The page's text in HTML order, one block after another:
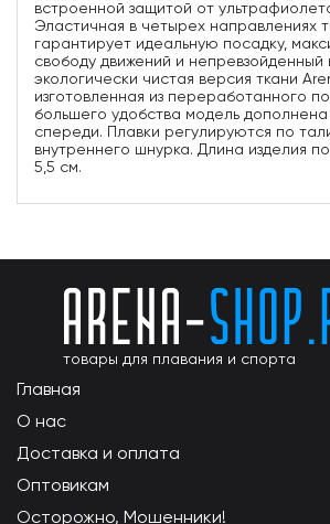
встроенной защитой от
Эластичная в четырех направлениях
гарантирует идеальную посадку,
свободу движений и
экологически чистая версия ткани
изготовленная из переработанного
большего удобства модель
спереди. Плавки регулируются по
внутреннего шнурка. Длина изделия
5,5 см.
товары для плавания и спорта
Главная
О нас
Доставка и оплата
Оптовикам
Осторожно, Мошенники!